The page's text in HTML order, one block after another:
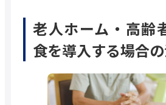
老人ホーム・高齢
食を導入する場合